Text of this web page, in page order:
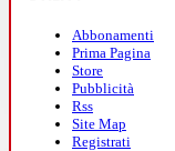
Abbonamenti
Prima Pagina
Store
Pubblicità
Rss
Site Map
Registrati